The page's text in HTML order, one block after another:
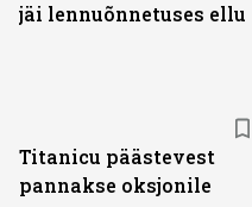
jäi lennuõnnetuses ellu
Titanicu päästevest
pannakse oksjonile